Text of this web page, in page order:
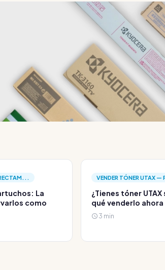
La
como
VENDER TÓNER UTAX —
¿Tienes tóner
qué venderlo
3 min